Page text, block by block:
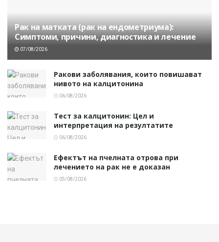
Рак на матката (рак на ендометриума):
Симптоми, причини, диагностика и лечение
07/08/2026
Ракови заболявания, които повишават
нивото на калцитонина
06/08/2026
Тест за калцитонин: Цел и
интерпретация на резултатите
06/08/2026
Ефектът на пчелната отрова при
лечението на рак не е доказан
05/08/2026